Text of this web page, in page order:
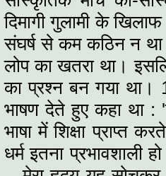
दिमागी गुलामी के
संघर्ष से कम कठिन न
लोप का खतरा था।
का प्रश्‍न बन गया था।
भाषण देते हुए कहा था :
भाषा में शिक्षा प्राप्‍त
धर्म इतना प्रभावशाली